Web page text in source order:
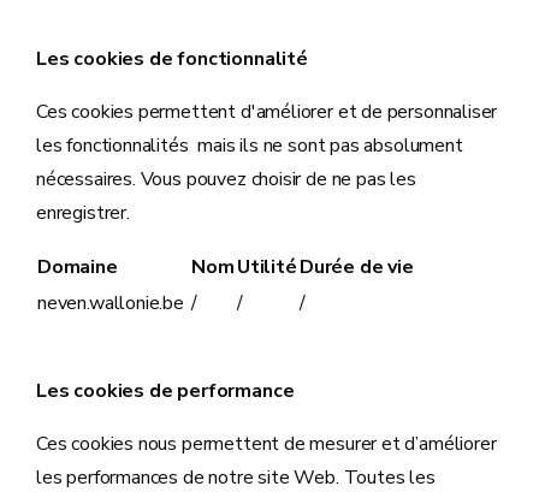
Les cookies de fonctionnalité
Ces cookies permettent d'améliorer et de personnaliser
les fonctionnalités mais ils ne sont pas absolument
nécessaires. Vous pouvez choisir de ne pas les
enregistrer.
Domaine NomUtilitéDurée de vie
neven.wallonie.be / / /
Les cookies de performance
Ces cookies nous permettent de mesurer et d’améliorer
les performances de notre site Web. Toutes les